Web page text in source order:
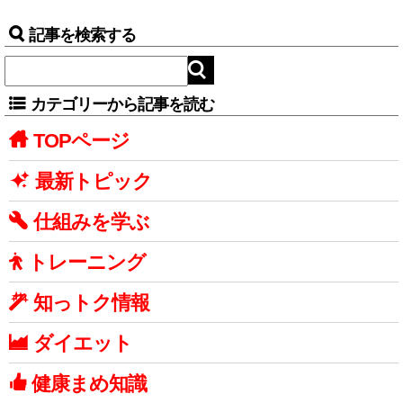
記事を検索する
カテゴリーから記事を読む
TOPページ
最新トピック
仕組みを学ぶ
トレーニング
知っトク情報
ダイエット
健康まめ知識